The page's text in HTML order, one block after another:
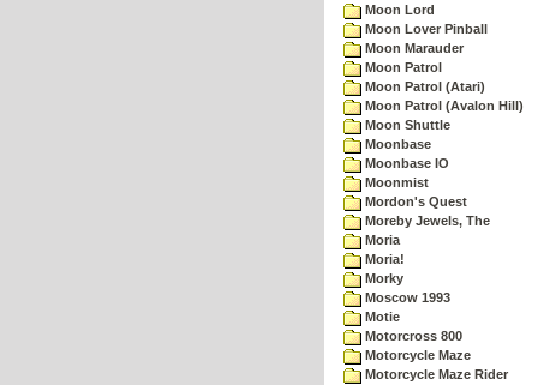
Moon Lord
Moon Lover Pinball
Moon Marauder
Moon Patrol
Moon Patrol (Atari)
Moon Patrol (Avalon Hill)
Moon Shuttle
Moonbase
Moonbase IO
Moonmist
Mordon's Quest
Moreby Jewels, The
Moria
Moria!
Morky
Moscow 1993
Motie
Motorcross 800
Motorcycle Maze
Motorcycle Maze Rider